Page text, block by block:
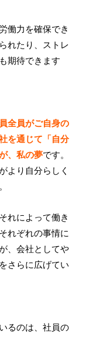
働力を確保でき
れたり、ストレ
期待できます
全員がご自身の
を通じて「自分
、私の夢です。
より自分らしく
れによって働き
れぞれの事情に
、会社としてや
さらに広げてい
るのは、社員の